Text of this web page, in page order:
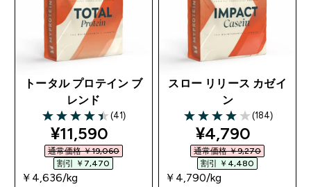
トータル プロテイン ブ
レンド
4.46 out of 5 stars
(41)
discounted price
¥11,590‎
通常価格 ￥19,060‎
割引 ￥7,470‎
￥4,636‎/kg
スロー リリース カゼイ
ン
4.01 out of 5 stars
(184)
discounted
¥4,790‎
通常価格 ￥9,270‎
割引 ￥4,480‎
￥4,790‎/kg